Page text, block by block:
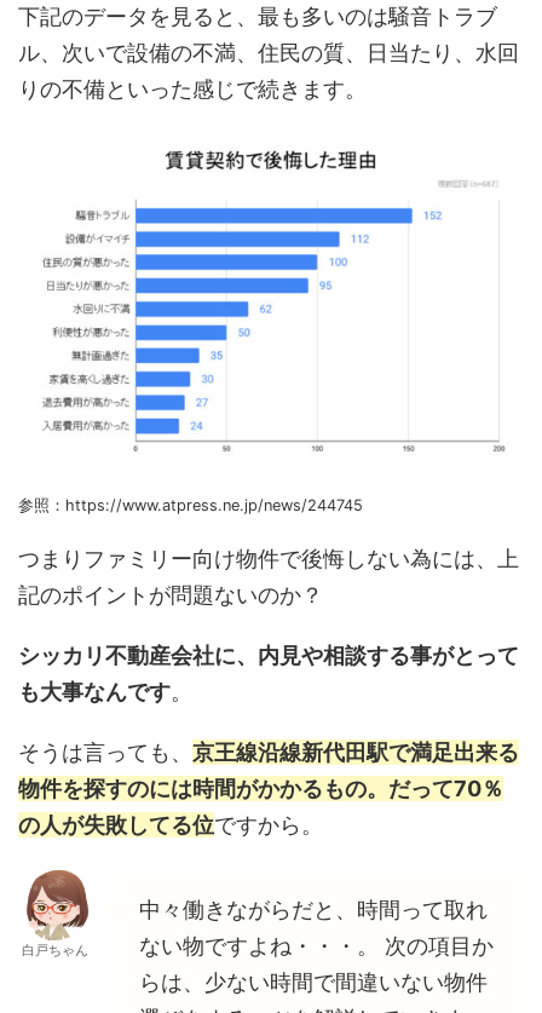
下記のデータを見ると、最も多いのは騒音トラブ
ル、次いで設備の不満、住民の質、日当たり、水回
りの不備といった感じで続きます。
参照：https://www.atpress.ne.jp/news/244745
つまりファミリー向け物件で後悔しない為には、上
記のポイントが問題ないのか？
シッカリ不動産会社に、内見や相談する事がとって
も大事なんです。
そうは言っても、 京王線沿線新代田駅で満足出来る
物件を探すのには時間がかかるもの。だって70％
の人が失敗してる位ですから。
白戸ちゃん
中々働きながらだと、時間って取れ
ない物ですよね・・・。 次の項目か
らは、少ない時間で間違いない物件